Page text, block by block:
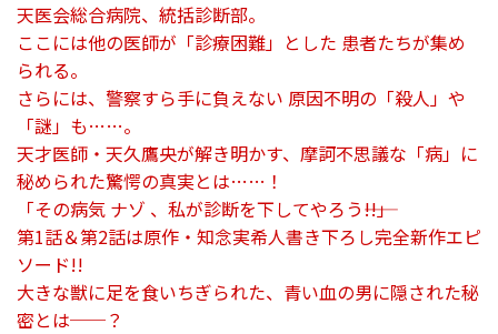
天医会総合病院、統括診断部。
ここには他の医師が「診療困難」とした 患者たちが集め
られる。
さらには、警察すら手に負えない 原因不明の「殺人」や
「謎」も……。
天才医師・天久鷹央が解き明かす、摩訶不思議な「病」に
秘められた驚愕の真実とは……！
「その病気 ナゾ 、私が診断を下してやろう――!!」
第1話＆第2話は原作・知念実希人書き下ろし完全新作エピ
ソード!!
大きな獣に足を食いちぎられた、青い血の男に隠された秘
密とは──？